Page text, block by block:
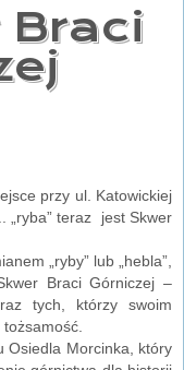
Braci
przy ul. Katowickiej
„ryba” teraz jest Skwer
„ryby” lub „hebla”,
Braci Górniczej –
tych, którzy swoim
Osiedla Morcinka, który